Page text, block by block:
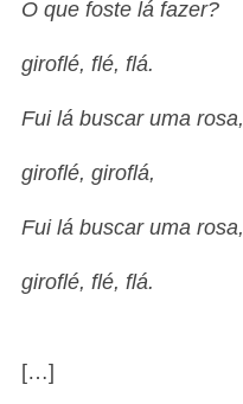
O que foste lá fazer?
giroflé, flé, flá.
Fui lá buscar uma rosa,
giroflé, giroflá,
Fui lá buscar uma rosa,
giroflé, flé, flá.
[…]